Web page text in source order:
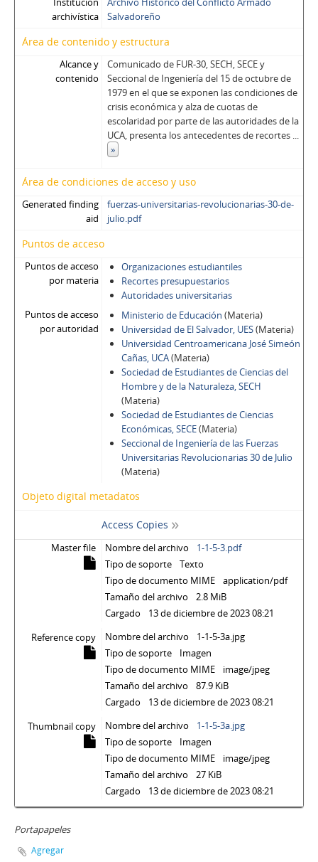
archivística
Salvadoreño
Área de contenido y estructura
Alcance y
contenido
Comunicado de FUR-30, SECH, SECE y
Seccional de Ingeniería del 15 de octubre de
1979 en el que se exponen las condiciones de
crisis económica y alza de cuotas de
escolaridad por parte de las autoridades de la
UCA, presenta los antecedentes de recortes ...
»
Área de condiciones de acceso y uso
Generated finding
aid
fuerzas-universitarias-revolucionarias-30-de-
julio.pdf
Puntos de acceso
Puntos de acceso
por materia
Organizaciones estudiantiles
Recortes presupuestarios
Autoridades universitarias
Puntos de acceso
por autoridad
Ministerio de Educación (Materia)
Universidad de El Salvador, UES(Materia)
Universidad Centroamericana José Simeón
Cañas, UCA(Materia)
Sociedad de Estudiantes de Ciencias del
Hombre y de la Naturaleza, SECH
(Materia)
Sociedad de Estudiantes de Ciencias
Económicas, SECE(Materia)
Seccional de Ingeniería de las Fuerzas
Universitarias Revolucionarias 30 de Julio
(Materia)
Objeto digital metadatos
Access Copies
Master file Nombre del archivo
1-1-5-3.pdf
Tipo de soporte
Texto
Tipo de documento MIME
application/pdf
Tamaño del archivo
2.8 MiB
Cargado
13 de diciembre de 2023 08:21
Reference copy
Nombre del archivo
1-1-5-3a.jpg
Tipo de soporte
Imagen
Tipo de documento MIME
image/jpeg
Tamaño del archivo
87.9 KiB
Cargado
13 de diciembre de 2023 08:21
Thumbnail copy
Nombre del archivo
1-1-5-3a.jpg
Tipo de soporte
Imagen
Tipo de documento MIME
image/jpeg
Tamaño del archivo
27 KiB
Cargado
13 de diciembre de 2023 08:21
Portapapeles
Agregar